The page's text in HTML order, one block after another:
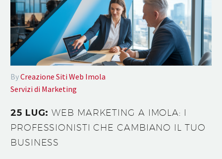
ByCreazione Siti Web Imola
Servizi di Marketing
25 LUG:WEB MARKETING A IMOLA: I
PROFESSIONISTI CHE CAMBIANO IL TUO
BUSINESS